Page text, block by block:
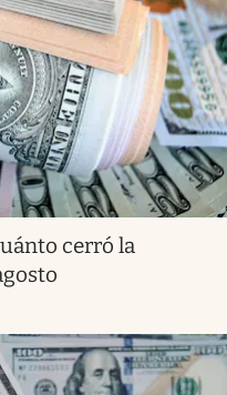
cerró la